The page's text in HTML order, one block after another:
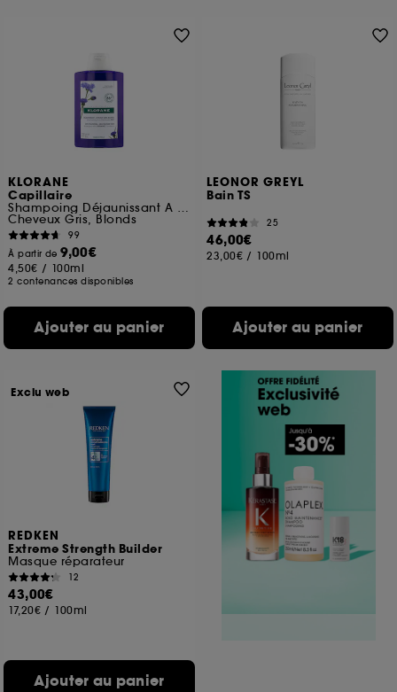
KLORANE
Capillaire
Shampoing Déjaunissant A La Centaurée BIO
Cheveux Gris, Blonds
99
À partir de9,00€
4,50€ / 100ml
2 contenances disponibles
Ajouter au panier
LEONOR GREYL
Bain TS
25
46,00€
23,00€ / 100ml
Ajouter au panier
REDKEN
Extreme Strength Builder
Masque réparateur
12
43,00€
17,20€ / 100ml
Ajouter au panier
Exclu web